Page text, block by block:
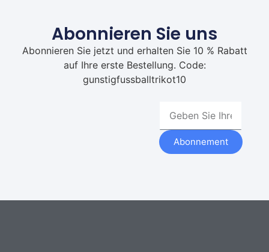
Abonnieren Sie uns
Abonnieren Sie jetzt und erhalten Sie 10 % Rabatt
auf Ihre erste Bestellung. Code:
gunstigfussballtrikot10
Abonnement